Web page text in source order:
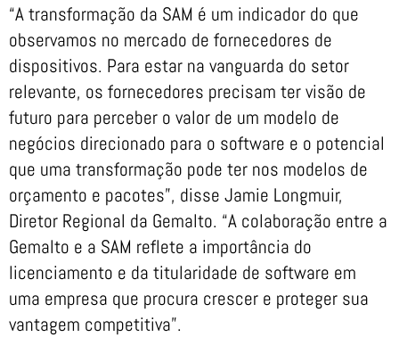
“A transformação da SAM é um indicador do que
observamos no mercado de fornecedores de
dispositivos. Para estar na vanguarda do setor
relevante, os fornecedores precisam ter visão de
futuro para perceber o valor de um modelo de
negócios direcionado para o software e o potencial
que uma transformação pode ter nos modelos de
orçamento e pacotes”, disse Jamie Longmuir,
Diretor Regional da Gemalto. “A colaboração entre a
Gemalto e a SAM reflete a importância do
licenciamento e da titularidade de software em
uma empresa que procura crescer e proteger sua
vantagem competitiva”.